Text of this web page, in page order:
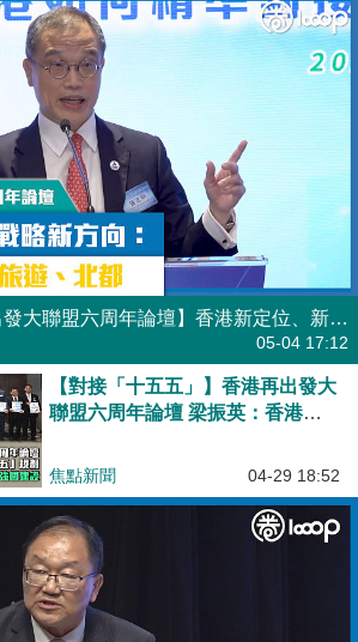
【短片】【香港再出發大聯盟六周年論壇】香港新定位、新功能 張志剛倡四大戰略新方向：人才、教育、旅遊、北都
05-04 17:12
【對接「十五五」】香港再出發大
聯盟六周年論壇 梁振英：香港應
焦點新聞 04-29 18:52